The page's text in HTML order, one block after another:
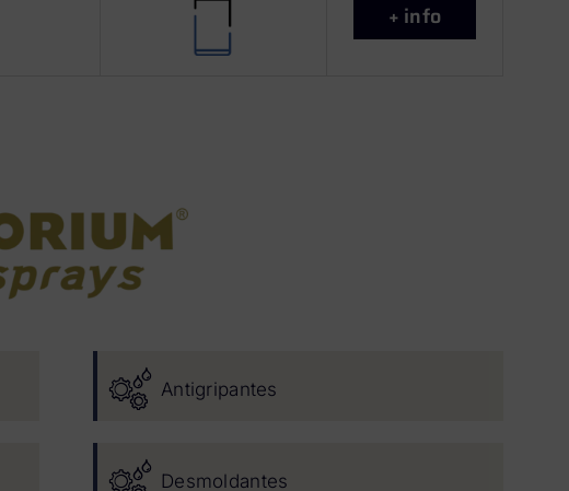
+ info
Antigripantes
Desmoldantes